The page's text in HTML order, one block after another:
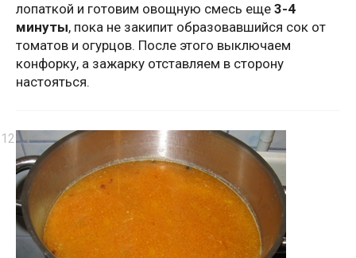
лопаткой и готовим овощную смесь еще 3-4
минуты, пока не закипит образовавшийся сок от
томатов и огурцов. После этого выключаем
конфорку, а зажарку отставляем в сторону
настояться.